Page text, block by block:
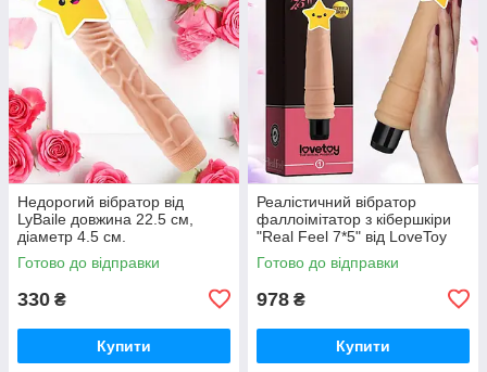
Недорогий вібратор від
LyBaile довжина 22.5 см,
діаметр 4.5 см.
Готово до відправки
330 ₴
Купити
Реалістичний вібратор
фаллоімітатор з кібершкіри
"Real Feel 7*5" від LoveToy
Готово до відправки
978 ₴
Купити